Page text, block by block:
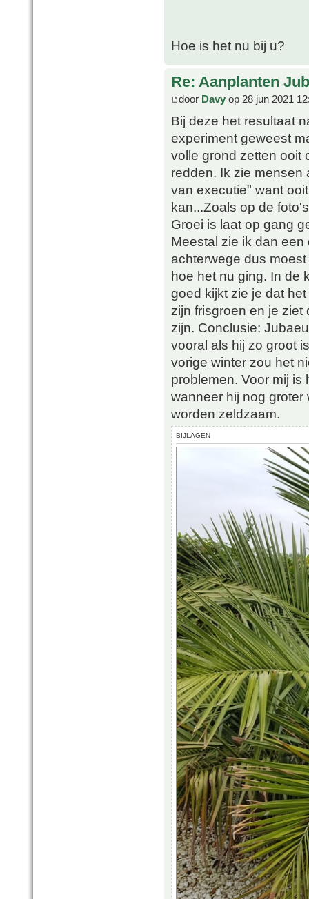
Hoe is het nu bij u?
Re: Aanplanten
door Davy op 28 jun 2021
Bij deze het resultaat
experiment geweest
volle grond zetten ooit
redden. Ik zie mensen
van executie" want
kan...Zoals op de
Groei is laat op gang
Meestal zie ik dan
achterwege dus
hoe het nu ging. In de
goed kijkt zie je dat
zijn frisgroen en je
zijn. Conclusie:
vooral als hij zo groot
vorige winter zou het
problemen. Voor mij
wanneer hij nog groter
worden zeldzaam.
BIJLAGEN